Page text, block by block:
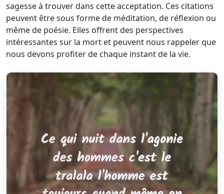
sagesse à trouver dans cette acceptation. Ces citations
peuvent être sous forme de méditation, de réflexion ou
même de poésie. Elles offrent des perspectives
intéressantes sur la mort et peuvent nous rappeler que
nous devons profiter de chaque instant de la vie.